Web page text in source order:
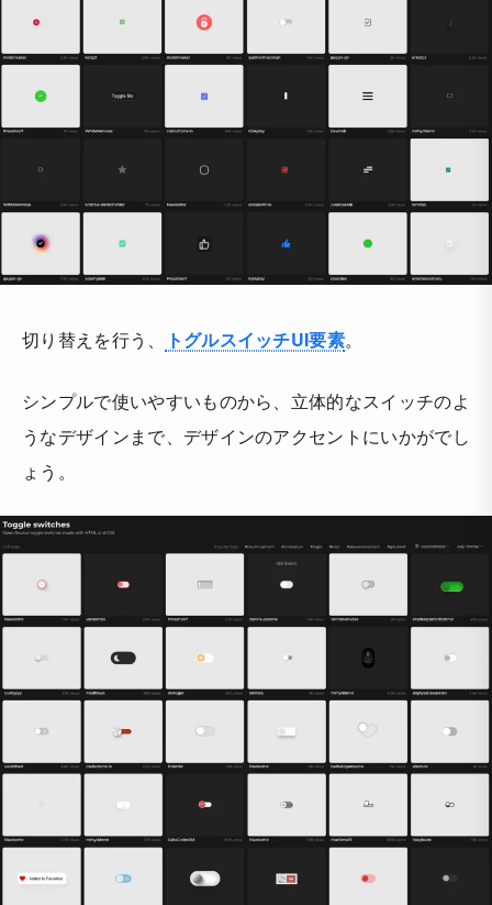
切り替えを行う、 トグルスイッチUI要素。
シンプルで使いやすいものから、立体的なスイッチのよ
うなデザインまで、デザインのアクセントにいかがでし
ょう。